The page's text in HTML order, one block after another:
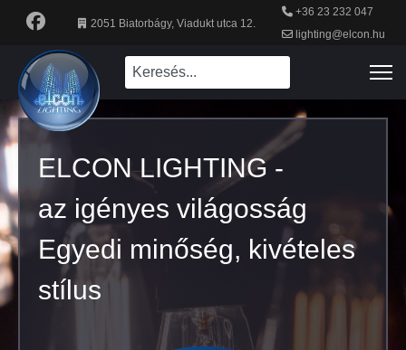
2051 Biatorbágy, Viadukt utca 12.
+36 23 232 047
lighting@elcon.hu
ELCON LIGHTING -
az igényes világosság
Egyedi minőség, kivételes
stílus